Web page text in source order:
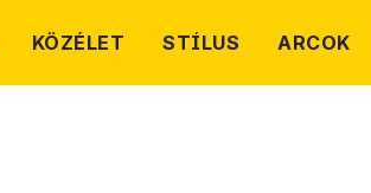
KÖZÉLET STÍLUS ARCOK